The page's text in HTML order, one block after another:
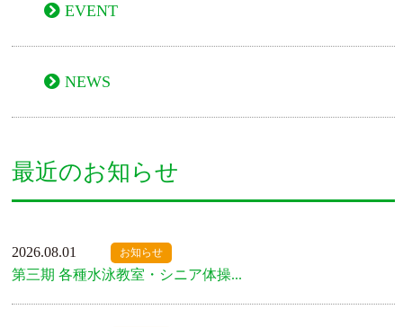
EVENT
NEWS
最近のお知らせ
2026.08.01 お知らせ
第三期 各種水泳教室・シニア体操...